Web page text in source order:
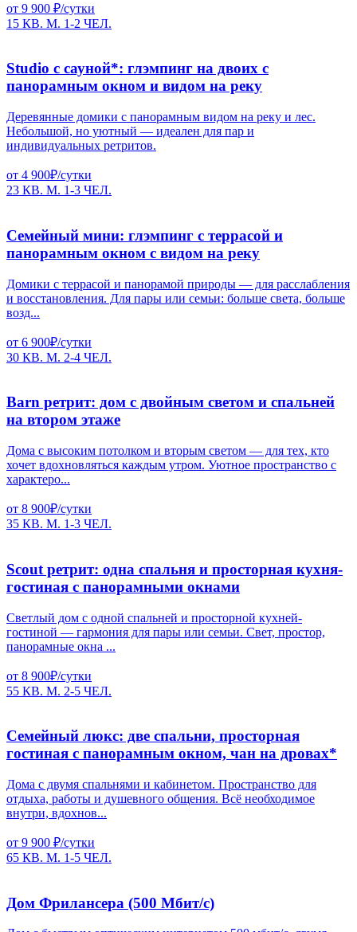
от 9 900 ₽/сутки
15 КВ. М. 1-2 ЧЕЛ.
Studio с сауной*: глэмпинг на двоих с
панорамным окном и видом на реку
Деревянные домики с панорамным видом на реку и лес.
Небольшой, но уютный — идеален для пар и
индивидуальных ретритов.
от 4 900₽/сутки
23 КВ. М. 1-3 ЧЕЛ.
Семейный мини: глэмпинг с террасой и
панорамным окном с видом на реку
Домики с террасой и панорамой природы — для расслабления
и восстановления. Для пары или семьи: больше света, больше
возд...
от 6 900₽/сутки
30 КВ. М. 2-4 ЧЕЛ.
Barn ретрит: дом с двойным светом и спальней
на втором этаже
Дома с высоким потолком и вторым светом — для тех, кто
хочет вдохновляться каждым утром. Уютное пространство с
характеро...
от 8 900₽/сутки
35 КВ. М. 1-3 ЧЕЛ.
Scout ретрит: одна спальня и просторная кухня-
гостиная с панорамными окнами
Светлый дом с одной спальней и просторной кухней-
гостиной — гармония для пары или семьи. Свет, простор,
панорамные окна ...
от 8 900₽/сутки
55 КВ. М. 2-5 ЧЕЛ.
Семейный люкс: две спальни, просторная
гостиная с панорамным окном, чан на дровах*
Дома с двумя спальнями и кабинетом. Пространство для
отдыха, работы и душевного общения. Всё необходимое
внутри, вдохнов...
от 9 900 ₽/сутки
65 КВ. М. 1-5 ЧЕЛ.
Дом Фрилансера (500 Мбит/с)